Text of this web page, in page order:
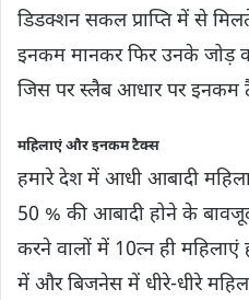
डिडक्शन सकल प्राप्ति में से
इनकम मानकर फिर उनके जोड़
जिस पर स्लैब आधार पर इनकम
महिलाएं और इनकम टैक्स
हमारे देश में आधी आबादी
50 % की आबादी होने के
करने वालों में 10त्न ही
में और बिजनेस में धीरे-धीरे